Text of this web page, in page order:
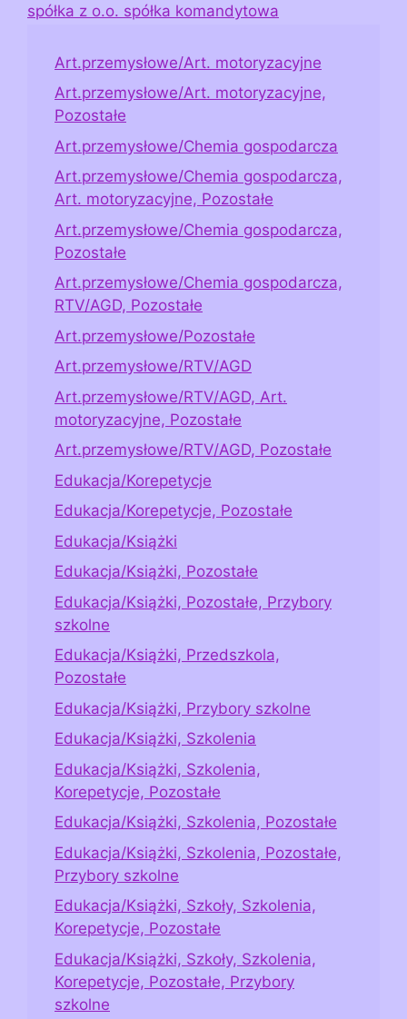
spółka z o.o. spółka komandytowa
Art.przemysłowe/Art. motoryzacyjne
Art.przemysłowe/Art. motoryzacyjne,
Pozostałe
Art.przemysłowe/Chemia gospodarcza
Art.przemysłowe/Chemia gospodarcza,
Art. motoryzacyjne, Pozostałe
Art.przemysłowe/Chemia gospodarcza,
Pozostałe
Art.przemysłowe/Chemia gospodarcza,
RTV/AGD, Pozostałe
Art.przemysłowe/Pozostałe
Art.przemysłowe/RTV/AGD
Art.przemysłowe/RTV/AGD, Art.
motoryzacyjne, Pozostałe
Art.przemysłowe/RTV/AGD, Pozostałe
Edukacja/Korepetycje
Edukacja/Korepetycje, Pozostałe
Edukacja/Książki
Edukacja/Książki, Pozostałe
Edukacja/Książki, Pozostałe, Przybory
szkolne
Edukacja/Książki, Przedszkola,
Pozostałe
Edukacja/Książki, Przybory szkolne
Edukacja/Książki, Szkolenia
Edukacja/Książki, Szkolenia,
Korepetycje, Pozostałe
Edukacja/Książki, Szkolenia, Pozostałe
Edukacja/Książki, Szkolenia, Pozostałe,
Przybory szkolne
Edukacja/Książki, Szkoły, Szkolenia,
Korepetycje, Pozostałe
Edukacja/Książki, Szkoły, Szkolenia,
Korepetycje, Pozostałe, Przybory
szkolne